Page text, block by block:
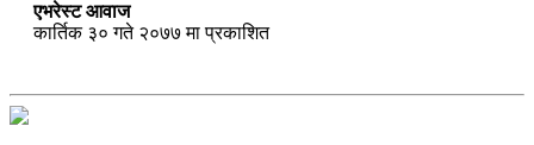
एभरेस्ट आवाज
कार्तिक ३० गते २०७७ मा प्रकाशित